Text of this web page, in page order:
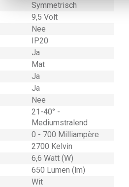
Symmetrisch
9,5 Volt
Nee
IP20
Ja
Mat
Ja
Ja
Nee
21-40° -
Mediumstralend
0 - 700 Milliampère
2700 Kelvin
6,6 Watt (W)
650 Lumen (lm)
Wit